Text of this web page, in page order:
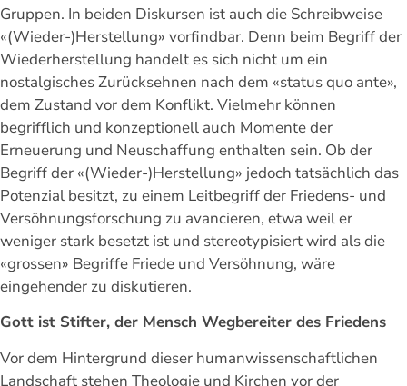
Gruppen. In beiden Diskursen ist auch die Schreibweise
«(Wieder-)Herstellung» vorfindbar. Denn beim Begriff der
Wiederherstellung handelt es sich nicht um ein
nostalgisches Zurücksehnen nach dem «status quo ante»,
dem Zustand vor dem Konflikt. Vielmehr können
begrifflich und konzeptionell auch Momente der
Erneuerung und Neuschaffung enthalten sein. Ob der
Begriff der «(Wieder-)Herstellung» jedoch tatsächlich das
Potenzial besitzt, zu einem Leitbegriff der Friedens- und
Versöhnungsforschung zu avancieren, etwa weil er
weniger stark besetzt ist und stereotypisiert wird als die
«grossen» Begriffe Friede und Versöhnung, wäre
eingehender zu diskutieren.
Gott ist Stifter, der Mensch Wegbereiter des Friedens
Vor dem Hintergrund dieser humanwissenschaftlichen
Landschaft stehen Theologie und Kirchen vor der